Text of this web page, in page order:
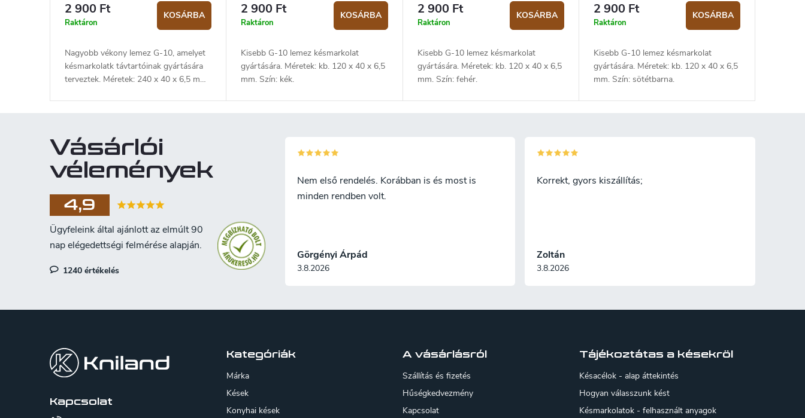
2 900 Ft
Raktáron
KOSÁRBA
Nagyobb vékony lemez G-10, amelyet
késmarkolatk távtartóinak gyártására
terveztek. Méretek: 240 x 40 x 6,5 mm.
2 900 Ft
Raktáron
KOSÁRBA
Kisebb G-10 lemez késmarkolat
gyártására. Méretek: kb. 120 x 40 x 6,5
mm. Szín: kék.
2 900 Ft
Raktáron
KOSÁRBA
Kisebb G-10 lemez késmarkolat
gyártására. Méretek: kb. 120 x 40 x 6,5
mm. Szín: fehér.
2 900 Ft
Raktáron
KOSÁRBA
Kisebb G-10 lemez késmarkolat
gyártására. Méretek: kb. 120 x 40 x 6,5
mm. Szín: sötétbarna.
Vásárlói
vélemények
4,9
1240 értékelés
Görgényi Árpád
3.8.2026
Nem első rendelés. Korábban is és most is
minden rendben volt.
Zoltán
3.8.2026
Korrekt, gyors kiszállítás;
Kapcsolat
Kategóriák
Márka
Kések
Konyhai kések
A vásárlásról
Szállítás és fizetés
Hűségkedvezmény
Kapcsolat
Tájékoztátas a késekröl
Késacélok - alap áttekintés
Hogyan válasszunk kést
Késmarkolatok - felhasznált anyagok